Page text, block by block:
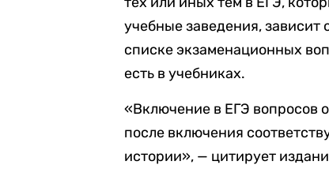
учебные заведения,зависит
списке экзаменационных
есть в учебниках.
«Включение в ЕГЭ вопросов
после включения
истории», — цитирует